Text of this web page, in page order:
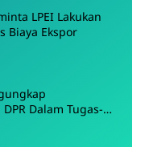
LPEI Lakukan
Biaya Ekspor
Dalam Tugas-